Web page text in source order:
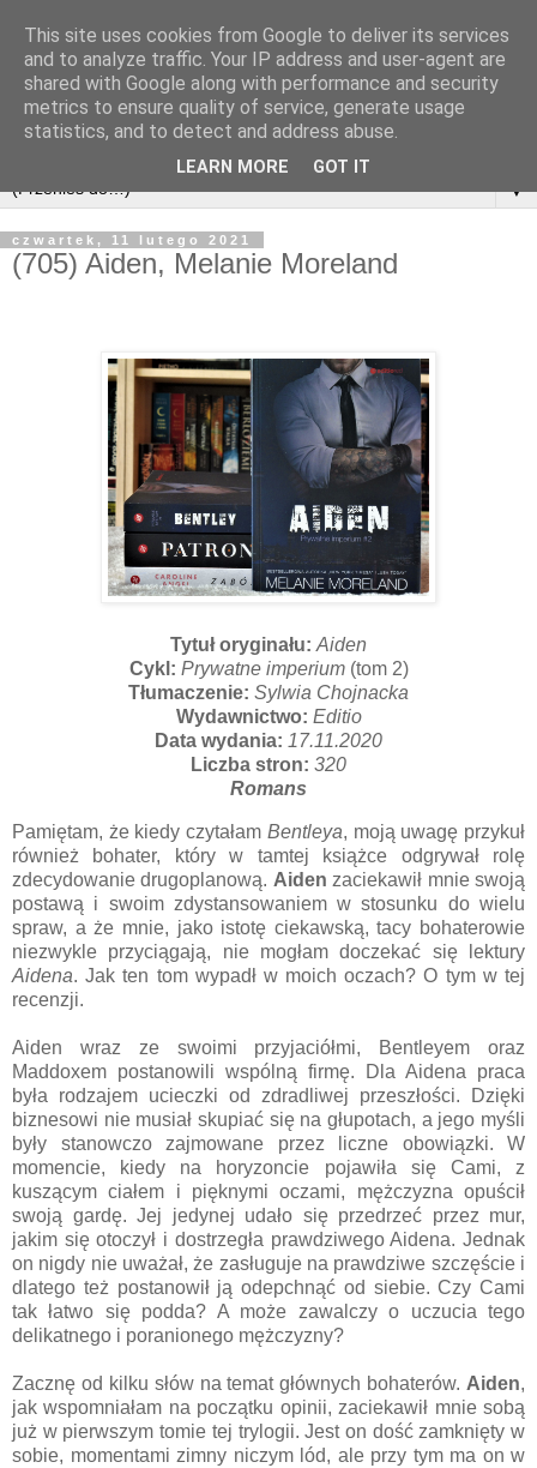
▼
czwartek, 11 lutego 2021
(705) Aiden, Melanie Moreland
Tytuł oryginału:Aiden
Cykl: Prywatne imperium (tom 2)
Tłumaczenie: Sylwia Chojnacka
Wydawnictwo: Editio
Data wydania: 17.11.2020
Liczba stron: 320
Romans
Pamiętam, że kiedy czytałam Bentleya, moją uwagę przykuł
również bohater, który w tamtej książce odgrywał rolę
zdecydowanie drugoplanową. Aiden zaciekawił mnie swoją
postawą i swoim zdystansowaniem w stosunku do wielu
spraw, a że mnie, jako istotę ciekawską, tacy bohaterowie
niezwykle przyciągają, nie mogłam doczekać się lektury
Aidena. Jak ten tom wypadł w moich oczach? O tym w tej
recenzji.
Aiden wraz ze swoimi przyjaciółmi, Bentleyem oraz
Maddoxem postanowili wspólną firmę. Dla Aidena praca
była rodzajem ucieczki od zdradliwej przeszłości. Dzięki
biznesowi nie musiał skupiać się na głupotach, a jego myśli
były stanowczo zajmowane przez liczne obowiązki. W
momencie, kiedy na horyzoncie pojawiła się Cami, z
kuszącym ciałem i pięknymi oczami, mężczyzna opuścił
swoją gardę. Jej jedynej udało się przedrzeć przez mur,
jakim się otoczył i dostrzegła prawdziwego Aidena. Jednak
on nigdy nie uważał, że zasługuje na prawdziwe szczęście i
dlatego też postanowił ją odepchnąć od siebie. Czy Cami
tak łatwo się podda? A może zawalczy o uczucia tego
delikatnego i poranionego mężczyzny?
Zacznę od kilku słów na temat głównych bohaterów. Aiden,
jak wspomniałam na początku opinii, zaciekawił mnie sobą
już w pierwszym tomie tej trylogii. Jest on dość zamknięty w
sobie, momentami zimny niczym lód, ale przy tym ma on w
This site uses cookies from Google to deliver its services
and to analyze traffic. Your IP address and user-agent are
shared with Google along with performance and security
metrics to ensure quality of service, generate usage
statistics, and to detect and address abuse.
LEARN MORE GOT IT